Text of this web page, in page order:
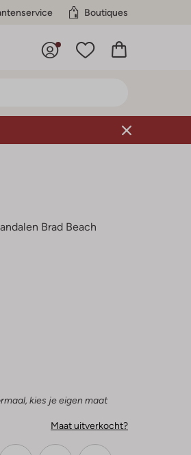
Boutiques
Brad Beach
kies je eigen maat
Maat uitverkocht?